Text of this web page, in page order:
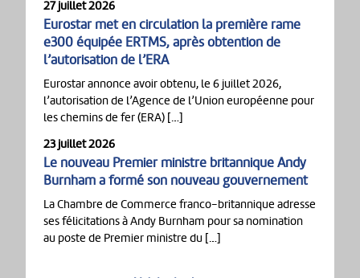
27 juillet 2026
Eurostar met en circulation la première rame
e300 équipée ERTMS, après obtention de
l’autorisation de l’ERA
Eurostar annonce avoir obtenu, le 6 juillet 2026,
l’autorisation de l’Agence de l’Union européenne pour
les chemins de fer (ERA) […]
23 juillet 2026
Le nouveau Premier ministre britannique Andy
Burnham a formé son nouveau gouvernement
La Chambre de Commerce franco-britannique adresse
ses félicitations à Andy Burnham pour sa nomination
au poste de Premier ministre du […]